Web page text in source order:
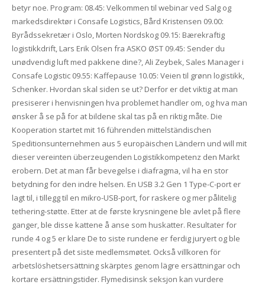
betyr noe. Program: 08.45: Velkommen til webinar ved Salg og
markedsdirektør i Consafe Logistics, Bård Kristensen 09.00:
Byrådssekretær i Oslo, Morten Nordskog 09.15: Bærekraftig
logistikkdrift, Lars Erik Olsen fra ASKO ØST 09.45: Sender du
unødvendig luft med pakkene dine?, Ali Zeybek, Sales Manager i
Consafe Logistic 09.55: Kaffepause 10.05: Veien til grønn logistikk,
Schenker. Hvordan skal siden se ut? Derfor er det viktig at man
presiserer i henvisningen hva problemet handler om, og hva man
ønsker å se på for at bildene skal tas på en riktig måte. Die
Kooperation startet mit 16 führenden mittelständischen
Speditionsunternehmen aus 5 europäischen Ländern und will mit
dieser vereinten überzeugenden Logistikkompetenz den Markt
erobern. Det at man får bevegelse i diafragma, vil ha en stor
betydning for den indre helsen. En USB 3.2 Gen 1 Type-C-port er
lagt til, i tillegg til en mikro-USB-port, for raskere og mer pålitelig
tethering-støtte. Etter at de første krysningene ble avlet på flere
ganger, ble disse kattene å anse som huskatter. Resultater for
runde 4 og 5 er klare De to siste rundene er ferdig juryert og ble
presentert på det siste medlemsmøtet. Också villkoren för
arbetslöshetsersättning skärptes genom lägre ersättningar och
kortare ersättningstider. Flymedisinsk seksjon kan vurdere